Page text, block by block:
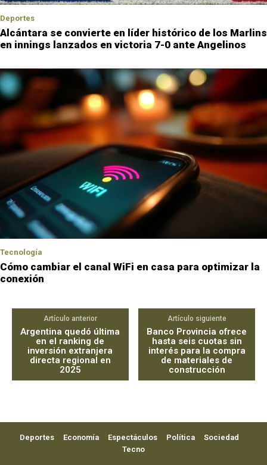
Deportes
Alcántara se convierte en líder histórico de los Marlins
en innings lanzados en victoria 7-0 ante Angelinos
Tecnología
Cómo cambiar el canal WiFi en casa para optimizar la
conexión
Artículo anterior
Argentina quedó última
en el ranking de
inversión extranjera
directa regional en
2025
Artículo siguiente
Banco Provincia ofrece
hasta seis cuotas sin
interés para la compra
de materiales de
construcción
Deportes Economía Espectáculos Política
Sociedad
Tecno